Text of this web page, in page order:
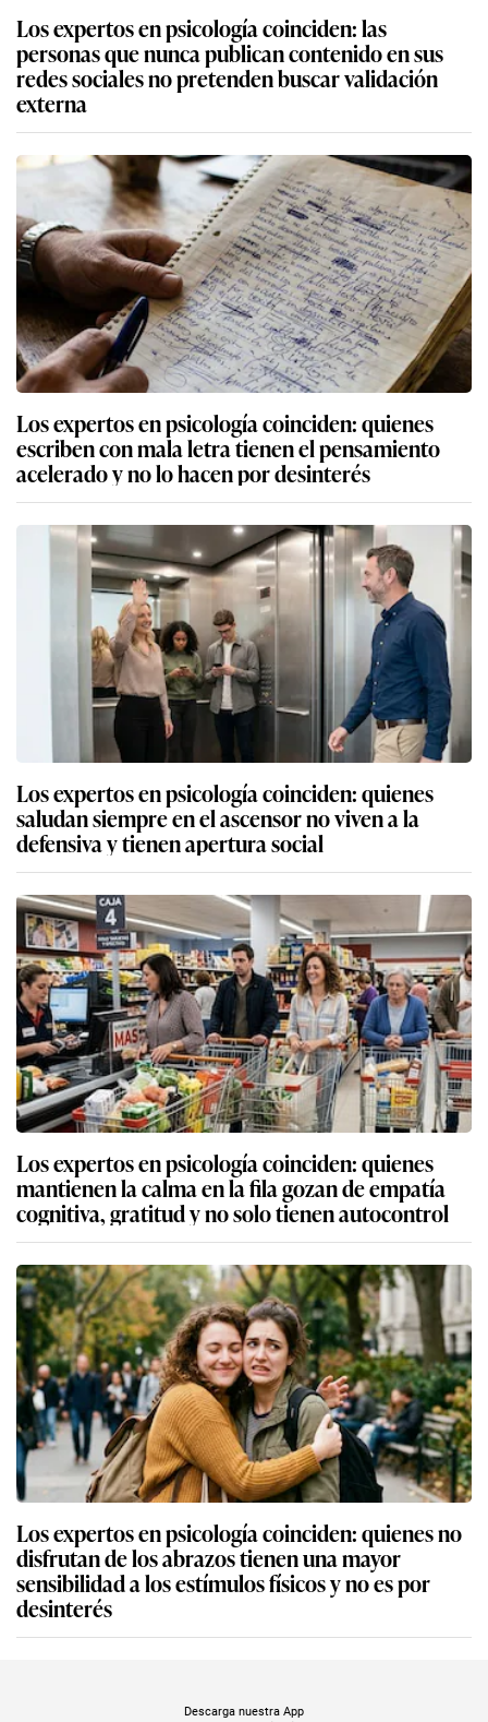
Los expertos en psicología coinciden: las
personas que nunca publican contenido en sus
redes sociales no pretenden buscar validación
externa
Los expertos en psicología coinciden: quienes
escriben con mala letra tienen el pensamiento
acelerado y no lo hacen por desinterés
Los expertos en psicología coinciden: quienes
saludan siempre en el ascensor no viven a la
defensiva y tienen apertura social
Los expertos en psicología coinciden: quienes
mantienen la calma en la fila gozan de empatía
cognitiva, gratitud y no solo tienen autocontrol
Los expertos en psicología coinciden: quienes no
disfrutan de los abrazos tienen una mayor
sensibilidad a los estímulos físicos y no es por
desinterés
Descarga nuestra App